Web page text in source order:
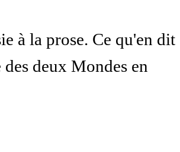
à la prose. Ce qu'en dit
deux Mondes en